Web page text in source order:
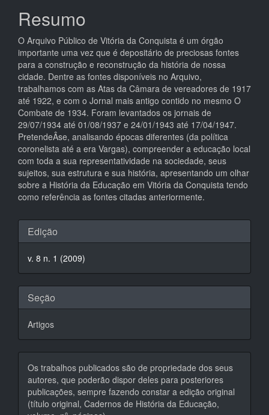
principal
Resumo
O Arquivo Público de Vitória da Conquista é um órgão
importante uma vez que é depositário de preciosas fontes
para a construção e reconstrução da história de nossa
cidade. Dentre as fontes disponíveis no Arquivo,
trabalhamos com as Atas da Câmara de vereadores de 1917
até 1922, e com o Jornal mais antigo contido no mesmo O
Combate de 1934. Foram levantados os jornais de
29/07/1934 até 01/08/1937 e 24/01/1943 até 17/04/1947.
PretendeÂ­se, analisando épocas diferentes (da política
coronelista até a era Vargas), compreender a educação local
com toda a sua representatividade na sociedade, seus
sujeitos, sua estrutura e sua história, apresentando um olhar
sobre a História da Educação em Vitória da Conquista tendo
como referência as fontes citadas anteriormente.
Detalhes
do
artigo
Edição
v. 8 n. 1 (2009)
Seção
Artigos
Os trabalhos publicados são de propriedade dos seus
autores, que poderão dispor deles para posteriores
publicações, sempre fazendo constar a edição original
(título original, Cadernos de História da Educação,